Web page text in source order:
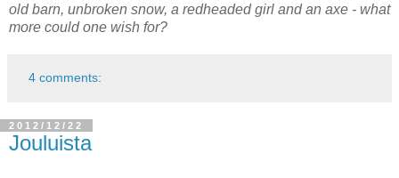
old barn, unbroken snow, a redheaded girl and an axe - what
more could one wish for?
4 comments:
2012/12/22
Jouluista